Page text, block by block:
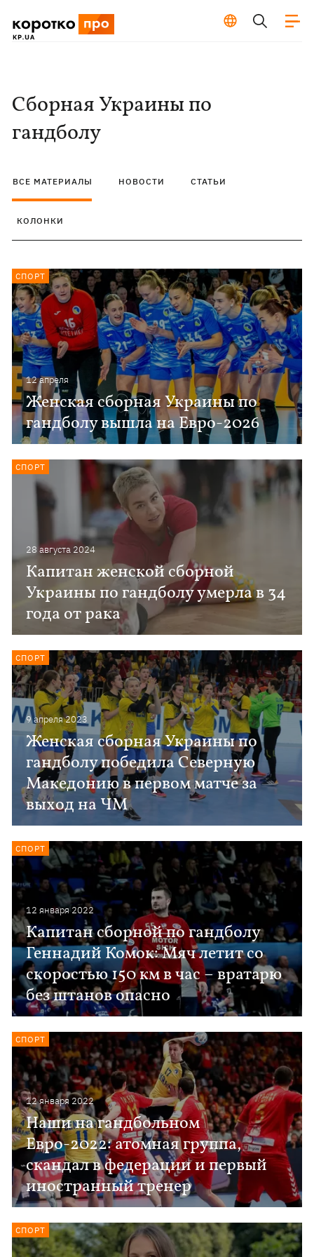
Сборная Украины по
гандболу
ВСЕ МАТЕРИАЛЫ НОВОСТИ СТАТЬИ
КОЛОНКИ
12 апреля
Женская сборная Украины по
гандболу вышла на Евро-2026
СПОРТ
28 августа 2024
Капитан женской сборной
Украины по гандболу умерла в 34
года от рака
СПОРТ
9 апреля 2023
Женская сборная Украины по
гандболу победила Северную
Македонию в первом матче за
выход на ЧМ
СПОРТ
12 января 2022
Капитан сборной по гандболу
Геннадий Комок: Мяч летит со
скоростью 150 км в час – вратарю
без штанов опасно
СПОРТ
12 января 2022
Наши на гандбольном
Евро-2022: атомная группа,
скандал в федерации и первый
иностранный тренер
СПОРТ
СПОРТ